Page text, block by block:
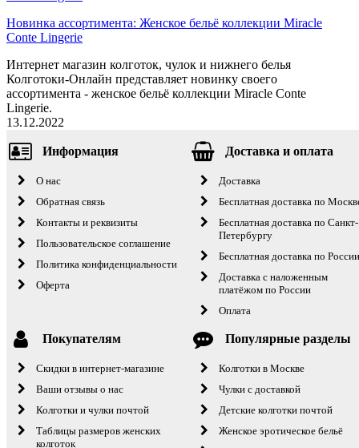
Новинка ассортимента: Женское бельё коллекции Miracle
Conte Lingerie
Интернет магазин колготок, чулок и нижнего белья
Колготоки-Онлайн представляет новинку своего
ассортимента - женское бельё коллекции Miracle Conte
Lingerie.
13.12.2022
Информация
О нас
Обратная связь
Контакты и реквизиты
Пользовательское соглашение
Политика конфиденциальности
Оферта
Доставка и оплата
Доставка
Бесплатная доставка по
Бесплатная доставка по Санкт-
Петербургу
Бесплатная доставка по
Доставка с наложенным
платёжом по России
Оплата
Покупателям
Скидки в интернет-магазине
Ваши отзывы о нас
Колготки и чулки почтой
Таблицы размеров женских
колготок
Популярные разделы
Колготки в Москве
Чулки с доставкой
Детские колготки почтой
Женское эротическое бельё